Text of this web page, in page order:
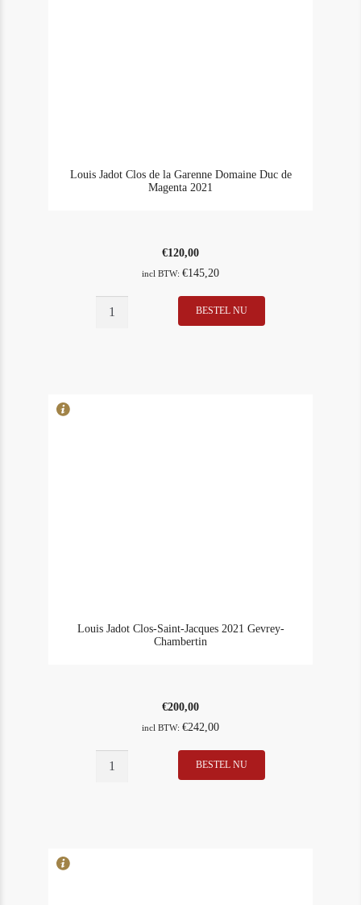
Louis Jadot Clos de la Garenne Domaine Duc de
Magenta 2021
€120,00
incl BTW: €145,20
BESTEL NU
Louis Jadot Clos-Saint-Jacques 2021 Gevrey-
Chambertin
€200,00
incl BTW: €242,00
BESTEL NU